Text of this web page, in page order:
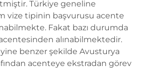
Türkiye geneline
vize tipinin başvurusu acente
Fakat bazı durumda
alınabilmektedir.
benzer şekilde Avusturya
acenteye ekstradan görev